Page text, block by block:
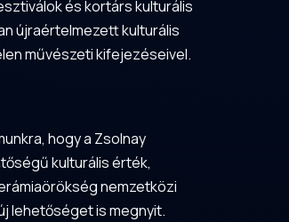
és kortárs kulturális
újraértelmezett kulturális
művészeti kifejezéseivel.
hogy a Zsolnay
kulturális érték,
nemzetközi
lehetőséget is megnyit.